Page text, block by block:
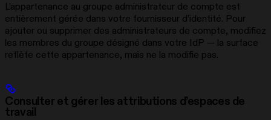
L’appartenance au groupe administrateur de compte est
entièrement gérée dans votre fournisseur d’identité. Pour
ajouter ou supprimer des administrateurs de compte, modifiez
les membres du groupe désigné dans votre IdP — la surface
reflète cette appartenance, mais ne la modifie pas.
Consulter et gérer les attributions d’espaces de
travail